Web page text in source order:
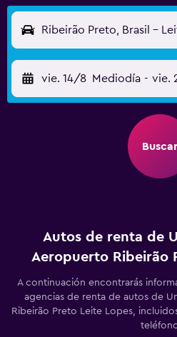
Ribeirão Preto, Brasil -
vie. 14/8 Mediodía - vie.
Buscar
Autos de renta de
Aeropuerto Ribeirão
A continuación encontrarás
agencias de renta de autos de
Ribeirão Preto Leite Lopes,